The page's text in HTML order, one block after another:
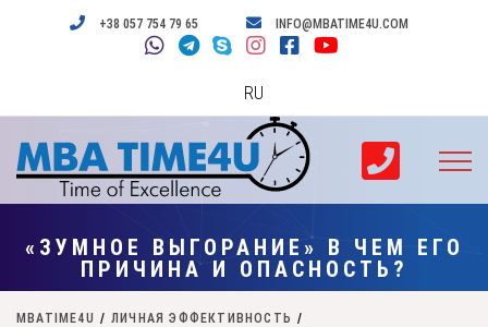
+38 057 754 79 65 INFO@MBATIME4U.COM
RU
«ЗУМНОЕ ВЫГОРАНИЕ» В ЧЕМ ЕГО
ПРИЧИНА И ОПАСНОСТЬ?
MBATIME4U / ЛИЧНАЯ ЭФФЕКТИВНОСТЬ /